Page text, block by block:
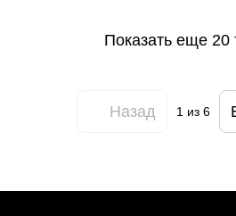
Показать еще 20
Назад 1из 6